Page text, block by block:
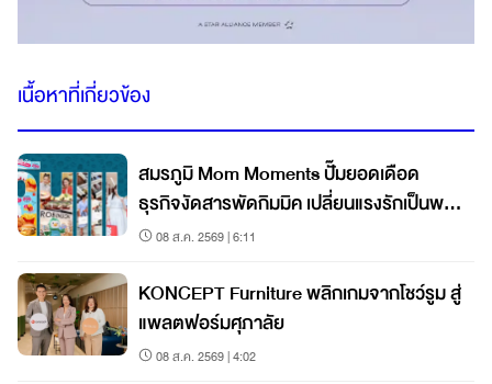
เนื้อหาที่เกี่ยวข้อง
สมรภูมิ Mom Moments ปั๊มยอดเดือด
ธุรกิจงัดสารพัดกิมมิค เปลี่ยนแรงรักเป็นพลัง
ช้อป!08 ส.ค. 2569 | 6:11
KONCEPT Furniture พลิกเกมจากโชว์รูม สู่
แพลตฟอร์มศุภาลัย
08 ส.ค. 2569 | 4:02